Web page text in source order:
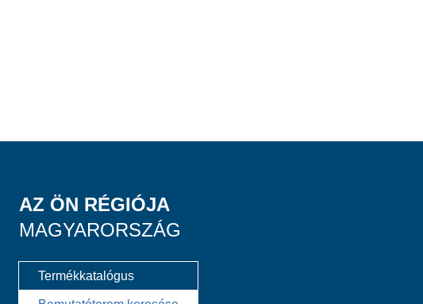
AZ ÖN RÉGIÓJA
MAGYARORSZÁG
Termékkatalógus